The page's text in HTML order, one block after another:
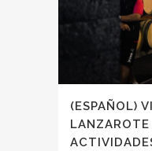
(ESPAÑOL)